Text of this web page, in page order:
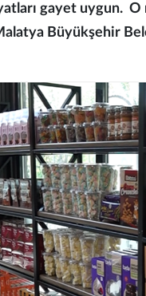
gayet uygun.
Büyükşehir